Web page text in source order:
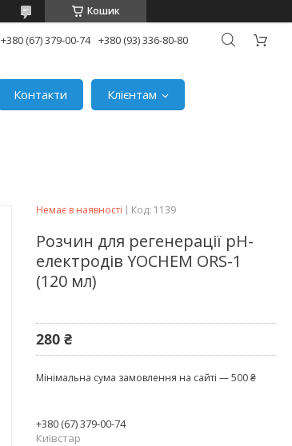
Кошик
+380 (67) 379-00-74 +380 (93) 336-80-80
Контакти
Клієнтам
Немає в наявності Код: 1139
Розчин для регенерації pH-
електродів YOCHEM ORS-1
(120 мл)
280 ₴
Мінімальна сума замовлення на сайті — 500 ₴
+380 (67) 379-00-74
Київстар